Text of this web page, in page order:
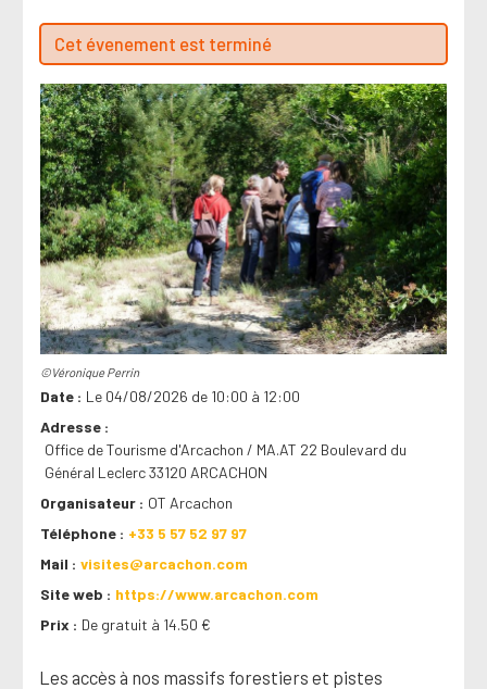
Cet évenement est terminé
©Véronique Perrin
Date
Le 04/08/2026 de 10:00 à 12:00
Adresse
Office de Tourisme d'Arcachon / MA.AT 22 Boulevard du
Général Leclerc 33120 ARCACHON
Organisateur
OT Arcachon
Téléphone
+33 5 57 52 97 97
Mail
visites@arcachon.com
Site web
https://www.arcachon.com
Prix
De gratuit à 14.50 €
Les accès à nos massifs forestiers et pistes